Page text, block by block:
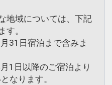
地域については、下記
す。
31日宿泊まで含みま
1日以降のご宿泊より
なります。